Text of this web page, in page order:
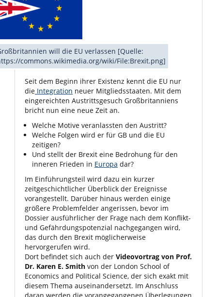
will die EU verlassen [Quelle:
commons.wikimedia.org/wiki/File:Brexit.png]
Seit dem Beginn ihrer Existenz kennt die EU nur
die Integration neuer Mitgliedsstaaten. Mit dem
eingereichten Austrittsgesuch Großbritanniens
bricht nun eine neue Zeit an.
Welche Motive veranlassten den Austritt?
Welche Folgen wird er für GB und die EU
zeitigen?
Und stellt der Brexit eine Bedrohung für den
inneren Frieden in Europa dar?
Im Einführungsteil wird dazu ein kurzer
zeitgeschichtlicher Überblick der Ereignisse
vorangestellt. Darüber hinaus werden einige
größere Problemfelder angerissen, bevor im
Dossier ausführlicher der Frage nach dem Konflikt-
und Gefährdungspotenzial nachgegangen wird,
das durch den Brexit möglicherweise
hervorgerufen wird.
Dort befindet sich auch der Videovortrag von Prof.
Dr. Karen E. Smith von der London School of
Economics and Political Science, der sich exakt mit
diesem Thema auseinandersetzt. Im Anschluss